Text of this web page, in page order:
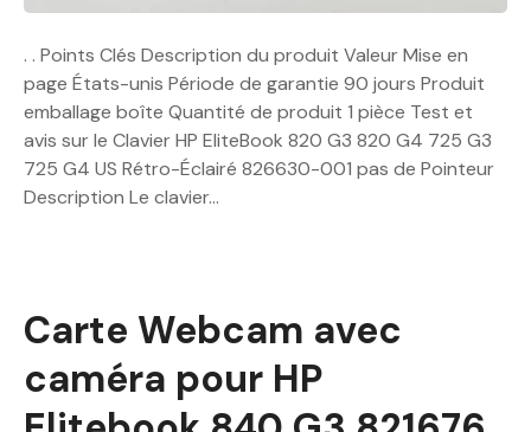
. . Points Clés Description du produit Valeur Mise en
page États-unis Période de garantie 90 jours Produit
emballage boîte Quantité de produit 1 pièce Test et
avis sur le Clavier HP EliteBook 820 G3 820 G4 725 G3
725 G4 US Rétro-Éclairé 826630-001 pas de Pointeur
Description Le clavier…
Carte Webcam avec
caméra pour HP